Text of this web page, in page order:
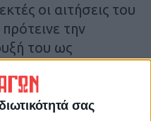
σας
οι αιτήσεις του
την
του ως
της εγγύησης